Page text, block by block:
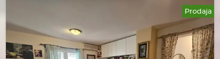
Prodaja